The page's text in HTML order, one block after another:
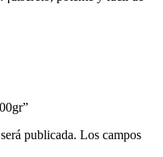
publicada. Los campos